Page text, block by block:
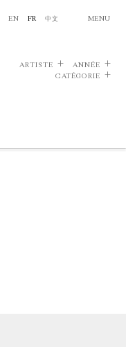
EN FR 中文 MENU
ARTISTE
ANNÉE
CATÉGORIE